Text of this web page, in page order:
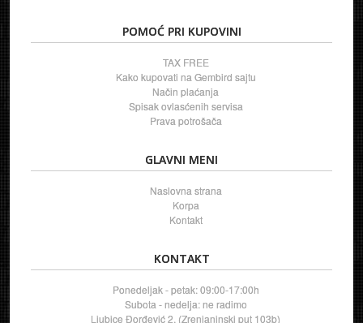
POMOĆ PRI KUPOVINI
TAX FREE
Kako kupovati na Gembird sajtu
Način plaćanja
Spisak ovlasćenih servisa
Prava potrošača
GLAVNI MENI
Naslovna strana
Korpa
Kontakt
KONTAKT
Ponedeljak - petak: 09:00-17:00h
Subota - nedelja: ne radimo
Ljubice Đorđević 2, (Zrenjaninski put 103b)